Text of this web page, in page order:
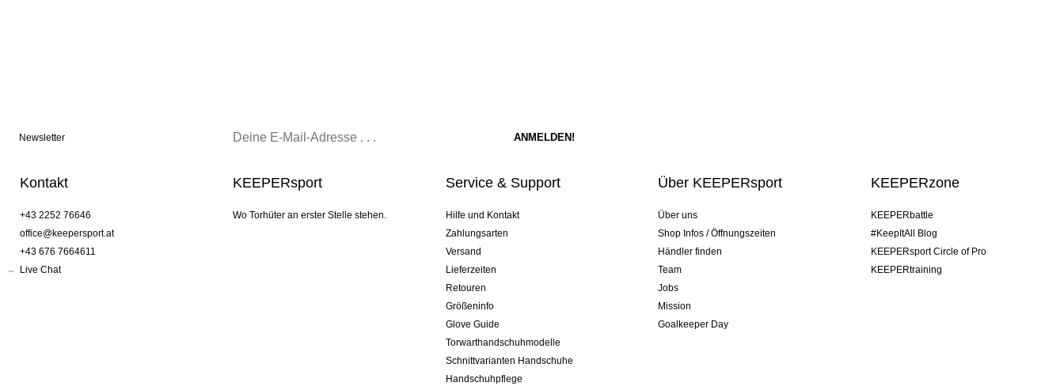
Newsletter
Kontakt
+43 2252 76646
office@keepersport.at
+43 676 7664611
Live Chat
KEEPERsport
Wo Torhüter an erster Stelle stehen.
Service & Support
Hilfe und Kontakt
Zahlungsarten
Versand
Lieferzeiten
Retouren
Größeninfo
Glove Guide
Torwarthandschuhmodelle
Schnittvarianten Handschuhe
Handschuhpflege
Über KEEPERsport
Über uns
Shop Infos / Öffnungszeiten
Händler finden
Team
Jobs
Mission
Goalkeeper Day
KEEPERzone
KEEPERbattle
#KeepItAll Blog
KEEPERsport Circle of Pro
KEEPERtraining